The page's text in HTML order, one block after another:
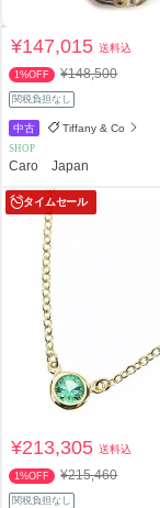
¥147,015送料込
1%OFF ¥148,500
関税負担なし
中古 Tiffany & Co
SHOP
Caro Japan
タイムセール
¥213,305送料込
1%OFF ¥215,460
関税負担なし